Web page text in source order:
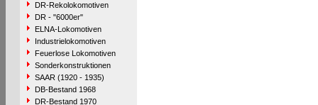
DR-Rekolokomotiven
DR - "6000er"
ELNA-Lokomotiven
Industrielokomotiven
Feuerlose Lokomotiven
Sonderkonstruktionen
SAAR (1920 - 1935)
DB-Bestand 1968
DR-Bestand 1970